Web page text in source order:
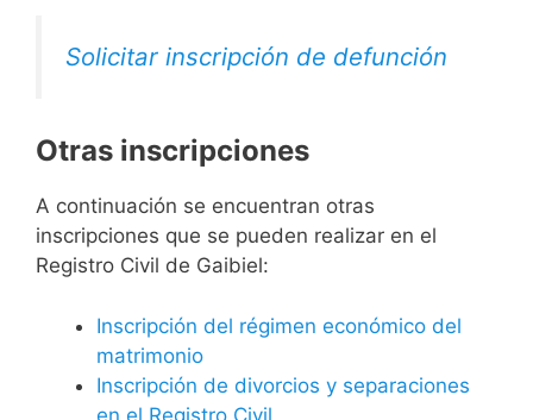
Solicitar inscripción de defunción
Otras inscripciones
A continuación se encuentran otras
inscripciones que se pueden realizar en el
Registro Civil de Gaibiel:
Inscripción del régimen económico del
matrimonio
Inscripción de divorcios y separaciones
en el Registro Civil